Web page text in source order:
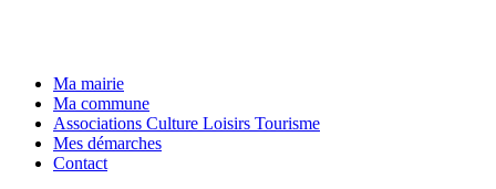
Ma mairie
Ma commune
Associations Culture Loisirs Tourisme
Mes démarches
Contact